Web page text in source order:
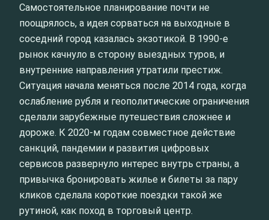
Самостоятельное планирование почти не
поощрялось, а идея сорваться на выходные в
соседний город казалась экзотикой. В 1990-е
рынок качнуло в сторону выездных туров, и
внутренние направления утратили престиж.
Ситуация начала меняться после 2014 года, когда
ослабление рубля и геополитические ограничения
сделали зарубежные путешествия сложнее и
дороже. К 2020-м годам совместное действие
санкций, пандемии и развития цифровых
сервисов развернуло интерес внутрь страны, а
привычка бронировать жилье и билеты за пару
кликов сделала короткие поездки такой же
рутиной, как поход в торговый центр.